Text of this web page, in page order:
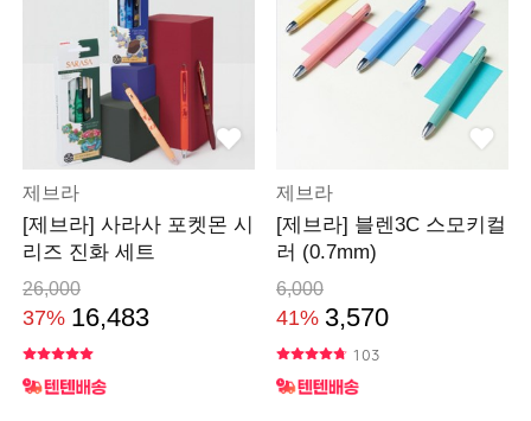
제브라
[제브라] 사라사 포켓몬 시
리즈 진화 세트
26,000
37% 16,483
제브라
[제브라] 블렌3C 스모키컬
러 (0.7mm)
6,000
41% 3,570
103